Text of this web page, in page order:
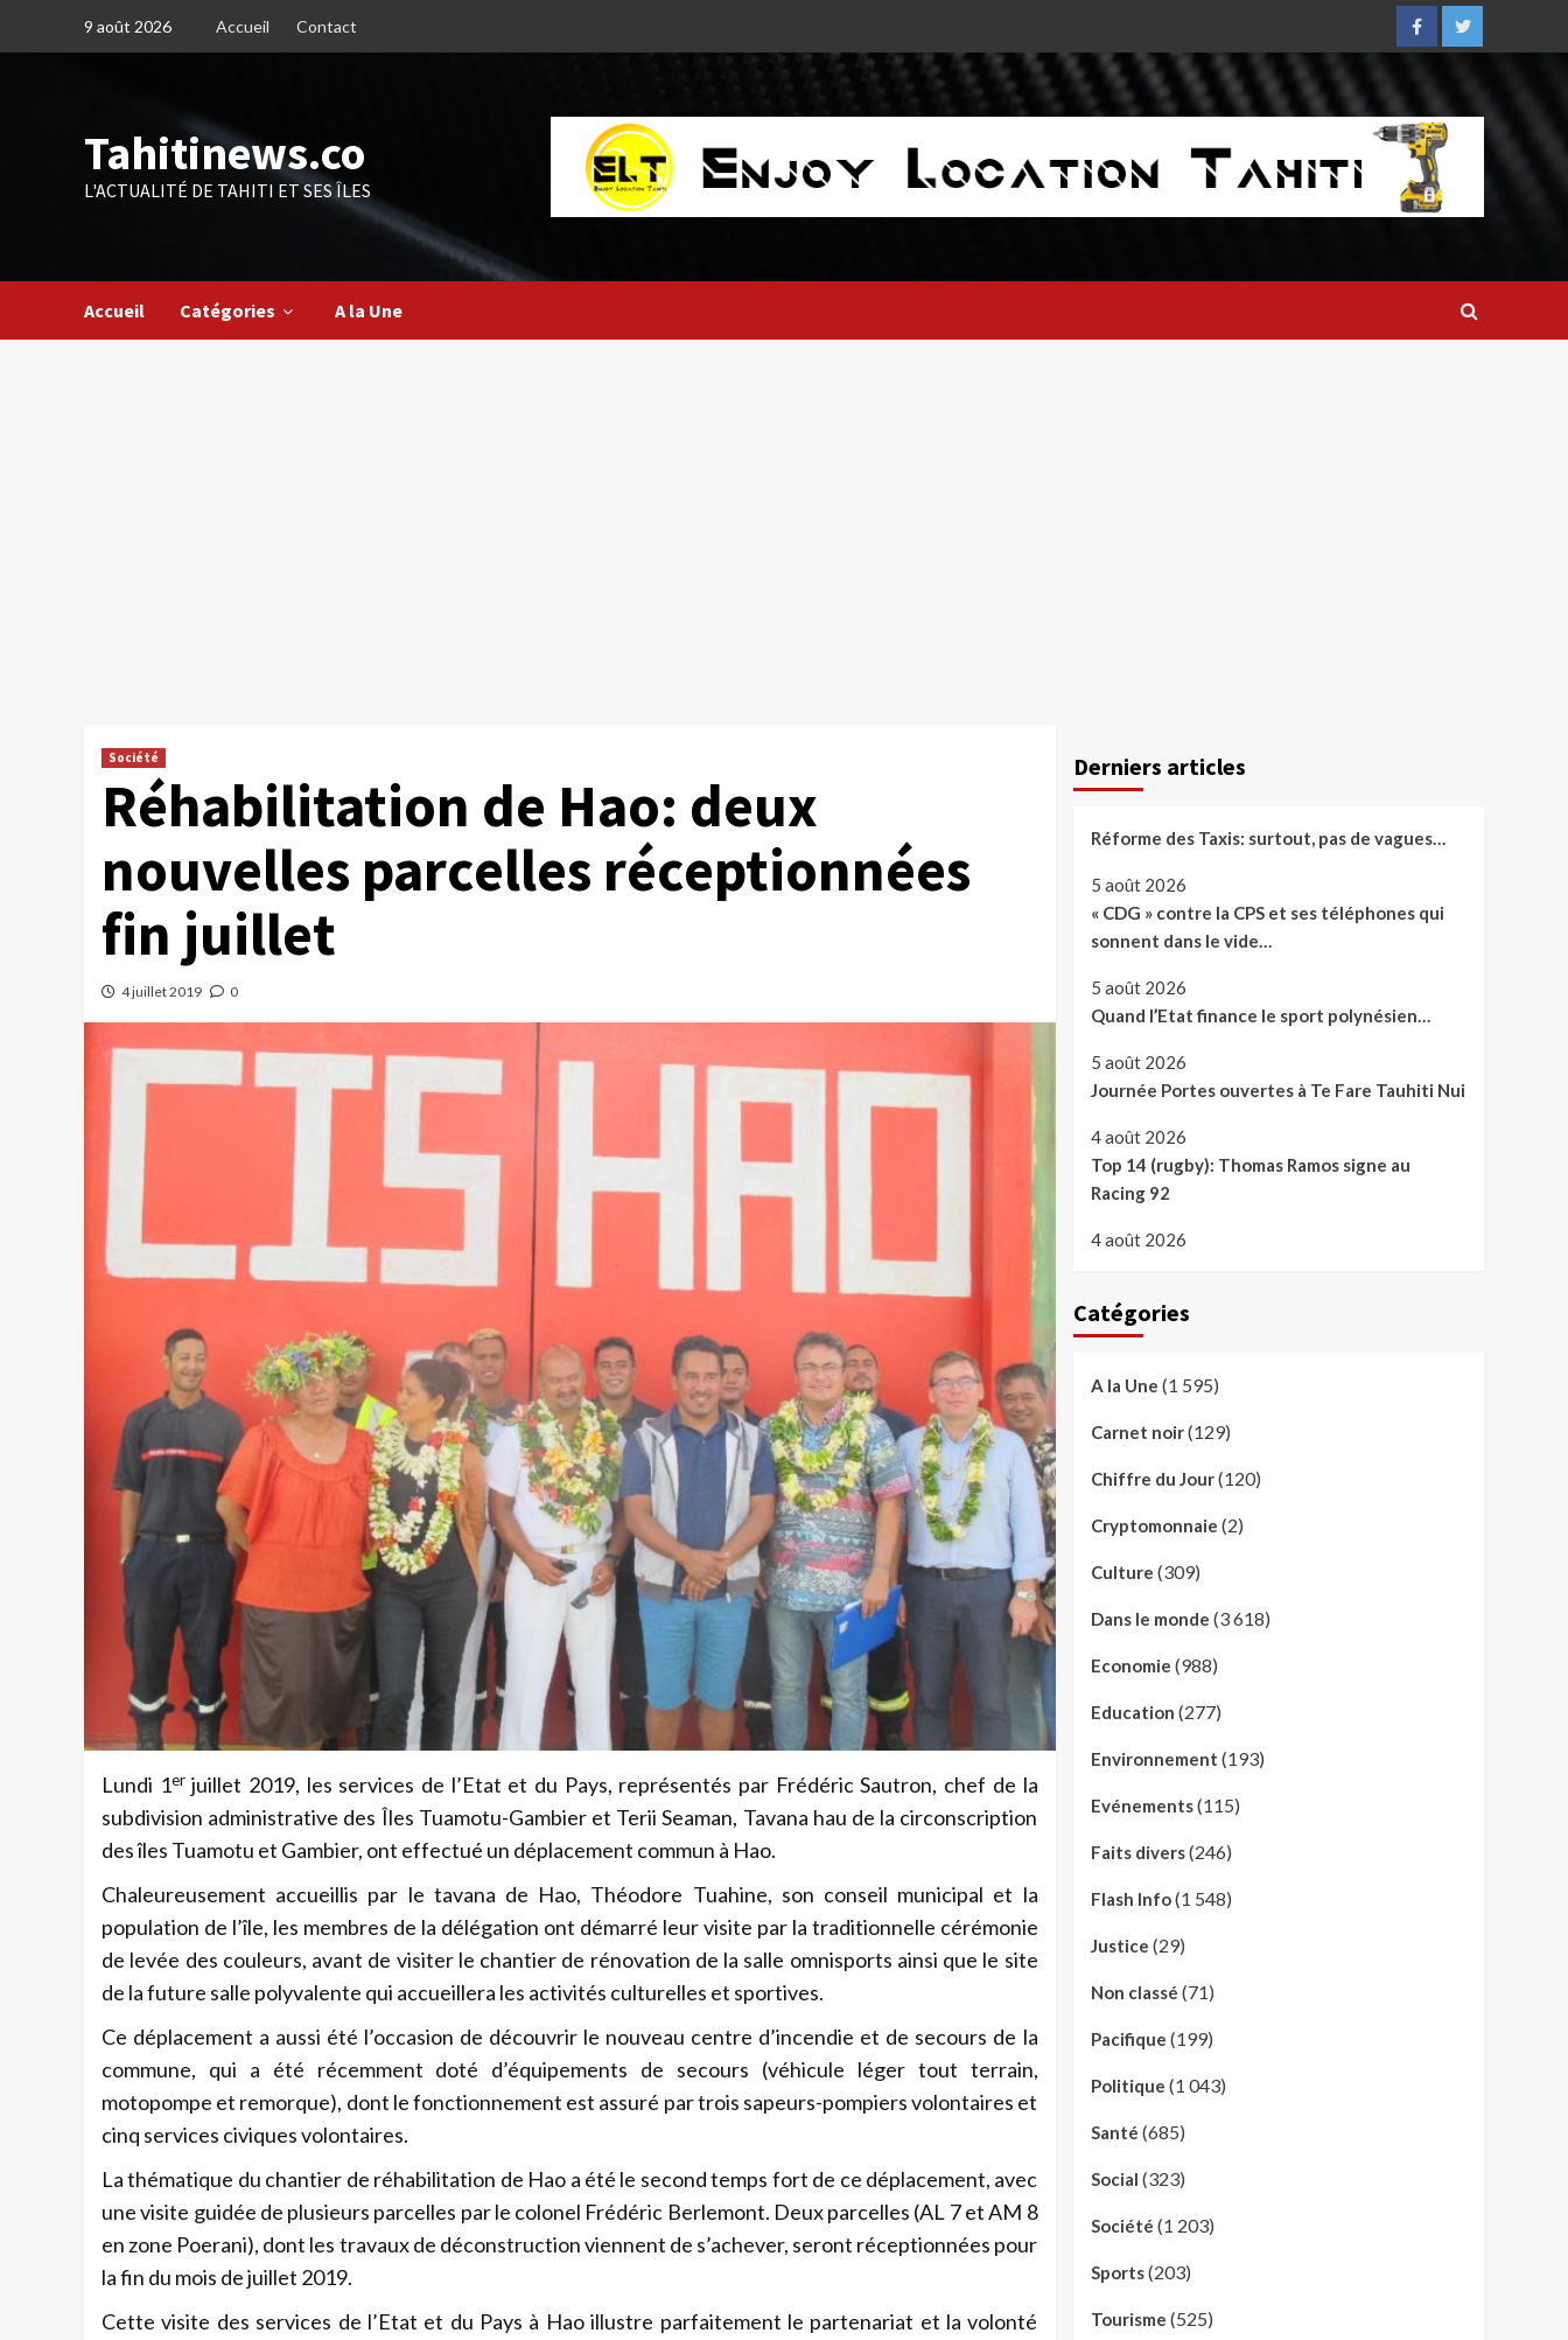
9 août 2026 Accueil Contact
FacebookTwitter
Tahitinews.co
L'ACTUALITÉ DE TAHITI ET SES ÎLES
Accueil Catégories A la Une
Société
Réhabilitation de Hao: deux
nouvelles parcelles réceptionnées
fin juillet
4 juillet 2019 0
Lundi 1erjuillet 2019, les services de l’Etat et du Pays, représentés par Frédéric Sautron, chef de la
subdivision administrative des Îles Tuamotu-Gambier et Terii Seaman, Tavana hau de la circonscription
des îles Tuamotu et Gambier, ont effectué un déplacement commun à Hao.
Chaleureusement accueillis par le tavana de Hao, Théodore Tuahine, son conseil municipal et la
population de l’île, les membres de la délégation ont démarré leur visite par la traditionnelle cérémonie
de levée des couleurs, avant de visiter le chantier de rénovation de la salle omnisports ainsi que le site
de la future salle polyvalente qui accueillera les activités culturelles et sportives.
Ce déplacement a aussi été l’occasion de découvrir le nouveau centre d’incendie et de secours de la
commune, qui a été récemment doté d’équipements de secours (véhicule léger tout terrain,
motopompe et remorque), dont le fonctionnement est assuré par trois sapeurs-pompiers volontaires et
cinq services civiques volontaires.
La thématique du chantier de réhabilitation de Hao a été le second temps fort de ce déplacement, avec
une visite guidée de plusieurs parcelles par le colonel Frédéric Berlemont. Deux parcelles (AL 7 et AM 8
en zone Poerani), dont les travaux de déconstruction viennent de s’achever, seront réceptionnées pour
la fin du mois de juillet 2019.
Cette visite des services de l’Etat et du Pays à Hao illustre parfaitement le partenariat et la volonté
Derniers articles
Réforme des Taxis: surtout, pas de vagues…
5 août 2026
« CDG » contre la CPS et ses téléphones qui
sonnent dans le vide…
5 août 2026
Quand l’Etat finance le sport polynésien…
5 août 2026
Journée Portes ouvertes à Te Fare Tauhiti Nui
4 août 2026
Top 14 (rugby): Thomas Ramos signe au
Racing 92
4 août 2026
Catégories
A la Une (1 595)
Carnet noir(129)
Chiffre du Jour(120)
Cryptomonnaie (2)
Culture (309)
Dans le monde (3 618)
Economie (988)
Education (277)
Environnement (193)
Evénements(115)
Faits divers(246)
Flash Info(1 548)
Justice (29)
Non classé (71)
Pacifique (199)
Politique (1 043)
Santé (685)
Social (323)
Société (1 203)
Sports(203)
Tourisme (525)